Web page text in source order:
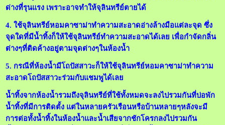
ด่างที่รุนแรง เพราะอาจทำให้จุลินทรีย์ตายได้
4. ใช้จุลินทรีย์หอมคาซาม่าทำความสะอาดอ่างล้างมือแต่ละจุด ซึ่ง
จุดใดที่มีน้ำทิ้งก็ให้ใช้จุลินทรีย์ทำความสะอาดได้เลย เพื่อกำจัดกลิ่น
ต่างๆที่ติดค้างอยู่ตามจุดต่างๆในห้องน้ำ
5. กรณีที่ห้องน้ำมีโถปัสสาวะก็ให้ใช้จุลินทรีย์หอมคาซาม่าทำความ
สะอาดโถปัสสาวะร่วมกับแชมพูได้เลย
น้ำทิ้งจากห้องน้ำรวมถึงจุลินทรีย์ที่ใช้ทั้งหมดจะลงไปรวมกันที่บ่อพัก
น้ำทิ้งที่มีการติดตั้ง แต่ในหลายครัวเรือนหรือบ้านหลายๆหลังจะมี
การต่อทั้งน้ำทิ้งในห้องน้ำและน้ำเสียจากชักโครกลงไปรวมกัน